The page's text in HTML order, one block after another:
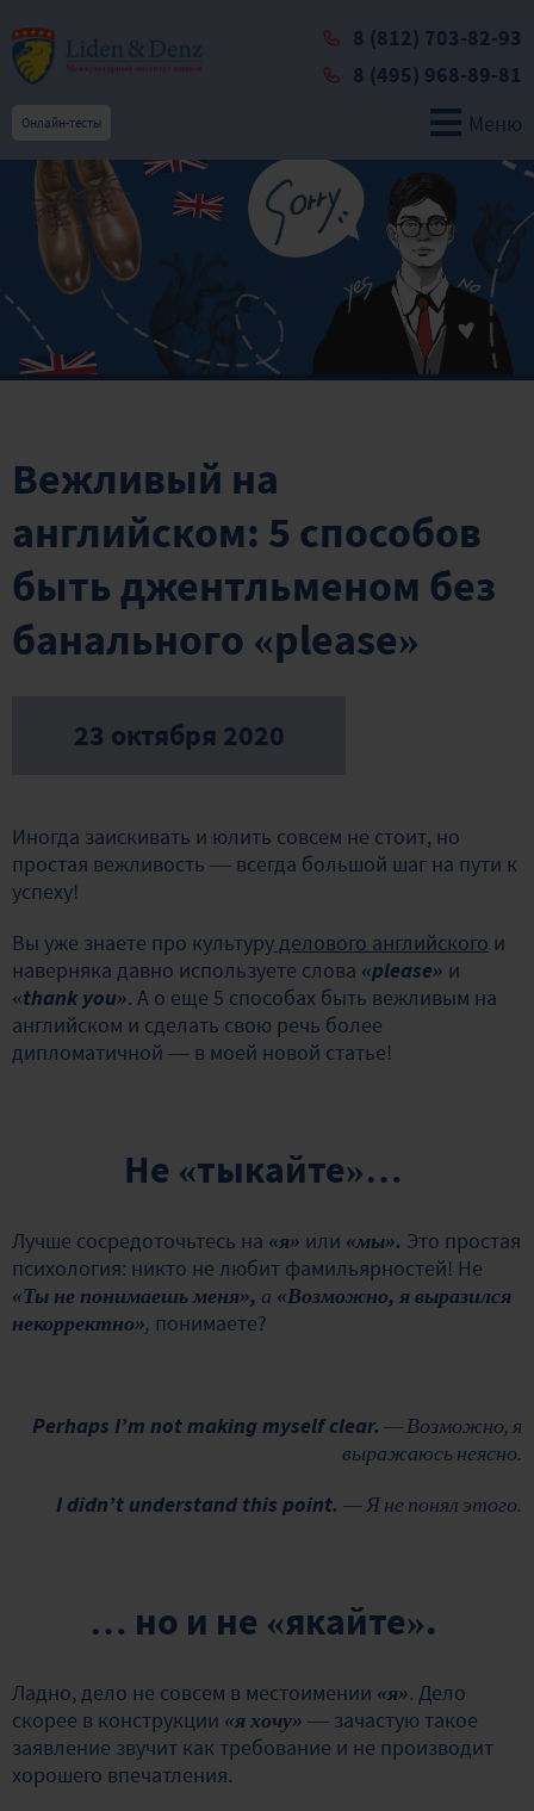
8 (812) 703-82-93
8 (495) 968-89-81
Онлайн-тесты Меню
Вежливый на
английском: 5 способов
быть джентльменом без
банального «please»
23 октября 2020
Иногда заискивать и юлить совсем не стоит, но
простая вежливость — всегда большой шаг на пути к
успеху!
Вы уже знаете про культуруделового английского и
наверняка давно используете слова «please» и
«thank you». А о еще 5 способах быть вежливым на
английском и сделать свою речь более
дипломатичной — в моей новой статье!
Не «тыкайте»…
Лучше сосредоточьтесь на «я» или «мы». Это простая
психология: никто не любит фамильярностей! Не
«Ты не понимаешь меня», а «Возможно, я выразился
некорректно», понимаете?
Perhaps I’m not making myself clear. — Возможно, я
выражаюсь неясно.
I didn’t understand this point. — Я не понял этого.
… но и не «якайте».
Ладно, дело не совсем в местоимении «я». Дело
скорее в конструкции «я хочу» — зачастую такое
заявление звучит как требование и не производит
хорошего впечатления.